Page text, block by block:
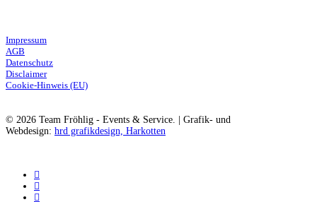
Impressum
AGB
Datenschutz
Disclaimer
Cookie-Hinweis (EU)
© 2026 Team Fröhlig - Events & Service. | Grafik- und
Webdesign: hrd grafikdesign, Harkotten
instagram
phone
email